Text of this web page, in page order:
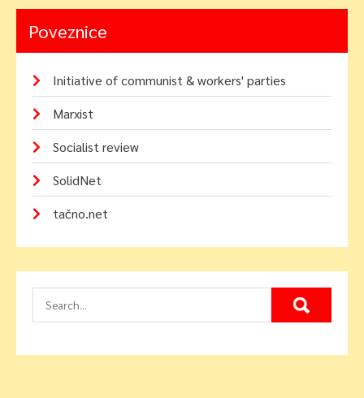
Poveznice
Initiative of communist & workers' parties
Marxist
Socialist review
SolidNet
tačno.net